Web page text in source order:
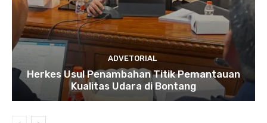
ADVETORIAL
Herkes Usul Penambahan Titik Pemantauan
Kualitas Udara di Bontang